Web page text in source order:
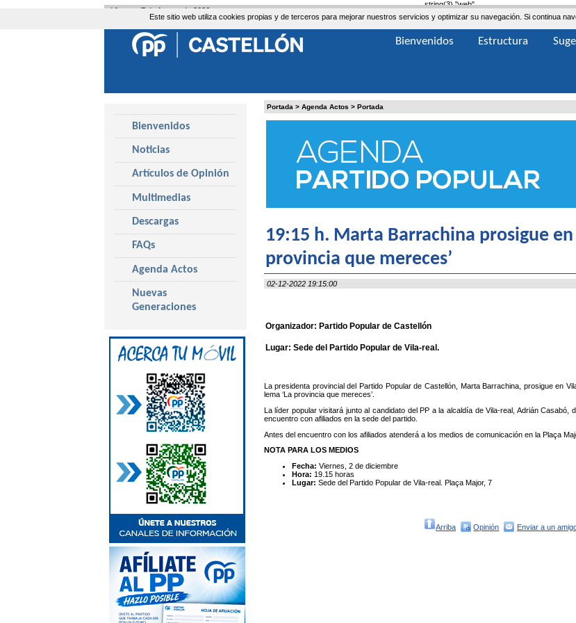
string(3) "web"
Este sitio web utiliza cookies propias y de terceros para mejorar nuestros servicios y optimizar su navegación. Si continua
Portada > Agenda Actos > Portada
19:15 h. Marta Barrachina prosigue
provincia que mereces’
02-12-2022 19:15:00
Organizador: Partido Popular de Castellón
Lugar: Sede del Partido Popular de Vila-real.
La presidenta provincial del Partido Popular de Castellón, Marta Barrachina, prosigue en
lema ‘La provincia que mereces’.
La líder popular visitará junto al candidato del PP a la alcaldía de Vila-real, Adrián
encuentro con afiliados en la sede del partido.
Antes del encuentro con los afiliados atenderá a los medios de comunicación en la Plaça
NOTA PARA LOS MEDIOS
Fecha: Viernes, 2 de diciembre
Hora: 19.15 horas
Lugar: Sede del Partido Popular de Vila-real. Plaça Major, 7
Arriba Opinión Enviar a un
Bienvenidos
Noticias
Artículos de Opinión
Multimedias
Descargas
FAQs
Agenda Actos
Nuevas
Generaciones
Viernes, 7 de Agosto de 2026
Bienvenidos Estructura